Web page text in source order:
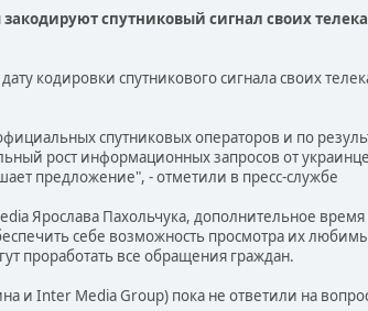
спутниковый сигнал своих
кодировки спутникового сигнала своих
спутниковых операторов и по
рост информационных запросов от
предложение", - отметили в пресс-службе
Ярослава Пахольчука, дополнительное
себе возможность просмотра их
проработать все обращения граждан.
и Inter Media Group) пока не ответили на